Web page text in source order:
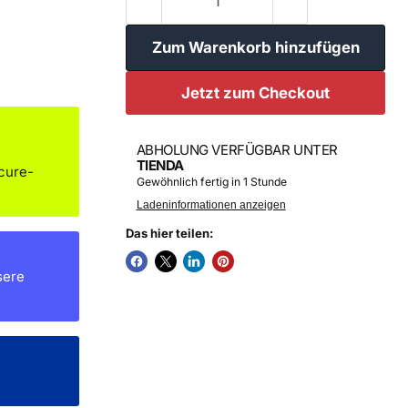
Zum Warenkorb hinzufügen
Jetzt zum Checkout
ABHOLUNG VERFÜGBAR UNTER
TIENDA
Gewöhnlich fertig in 1 Stunde
Ladeninformationen anzeigen
Das hier teilen: